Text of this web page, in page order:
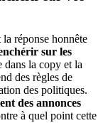
la réponse honnête
sur les
dans la copy et la
des règles de
des politiques.
des annonces
à quel point cette